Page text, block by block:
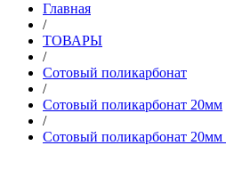
Главная
/
ТОВАРЫ
/
Сотовый поликарбонат
/
Сотовый поликарбонат 20мм
/
Сотовый поликарбонат 20мм